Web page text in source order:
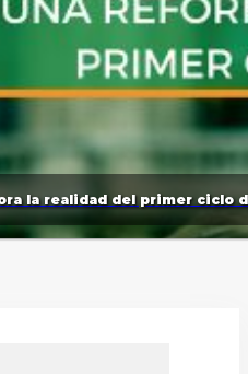
la realidad del primer ciclo